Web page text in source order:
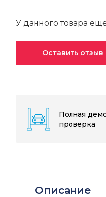
У данного товара
Оставить отзыв
Полная
проверка
Описание